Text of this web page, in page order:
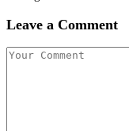
Leave a Comment